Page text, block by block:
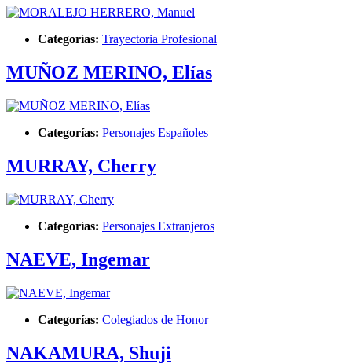
Categorías: Trayectoria Profesional
MUÑOZ MERINO, Elías
Categorías: Personajes Españoles
MURRAY, Cherry
Categorías: Personajes Extranjeros
NAEVE, Ingemar
Categorías: Colegiados de Honor
NAKAMURA, Shuji